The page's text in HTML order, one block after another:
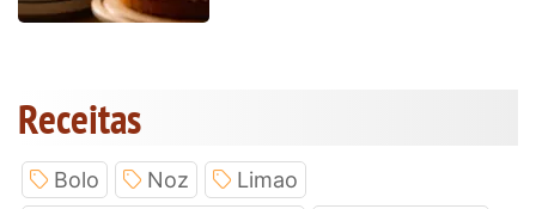
Receitas
Bolo Noz
Limao